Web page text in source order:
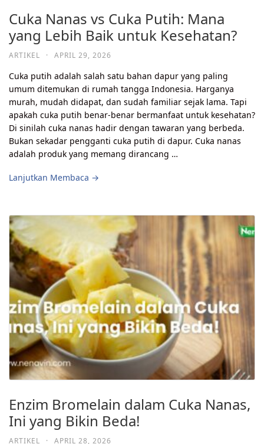
Cuka Nanas vs Cuka Putih: Mana
yang Lebih Baik untuk Kesehatan?
ARTIKEL · APRIL 29, 2026
Cuka putih adalah salah satu bahan dapur yang paling
umum ditemukan di rumah tangga Indonesia. Harganya
murah, mudah didapat, dan sudah familiar sejak lama. Tapi
apakah cuka putih benar-benar bermanfaat untuk kesehatan?
Di sinilah cuka nanas hadir dengan tawaran yang berbeda.
Bukan sekadar pengganti cuka putih di dapur. Cuka nanas
adalah produk yang memang dirancang …
Lanjutkan Membaca →
Enzim Bromelain dalam Cuka Nanas,
Ini yang Bikin Beda!
ARTIKEL · APRIL 28, 2026